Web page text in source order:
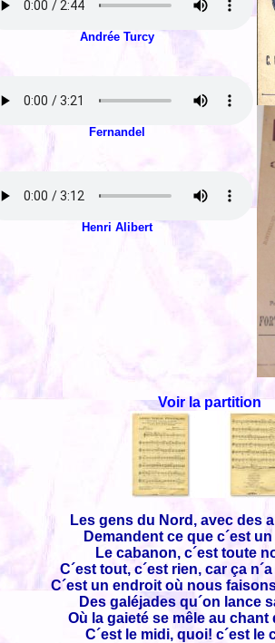
Andrée Turcy
Fernandel
Henri Alibert
Voir la partition
Les gens du Nord, avec des
Demandent ce que c´est
Le cabanon, c´est toute
C´est tout, c´est rien, car ça
C´est un endroit où nous
Des galéjades qu´on lance
Où la gaieté se mêle au chant
C´est le midi, quoi! c´est le